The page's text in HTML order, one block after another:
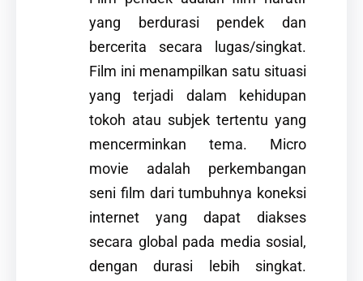
yang berdurasi pendek dan
bercerita secara lugas/singkat.
Film ini menampilkan satu situasi
yang terjadi dalam kehidupan
tokoh atau subjek tertentu yang
mencerminkan tema. Micro
movie adalah perkembangan
seni film dari tumbuhnya koneksi
internet yang dapat diakses
secara global pada media sosial,
dengan durasi lebih singkat.